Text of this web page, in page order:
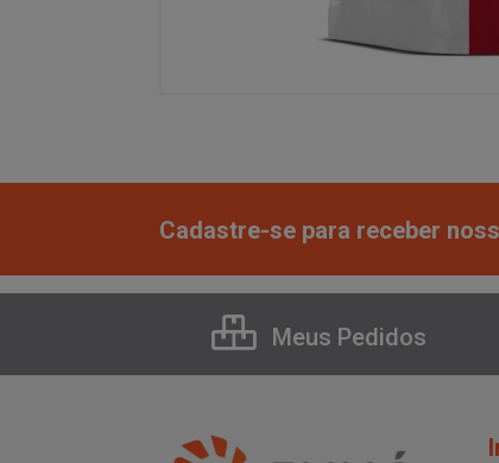
Cadastre-se para receber
Meus Pedidos